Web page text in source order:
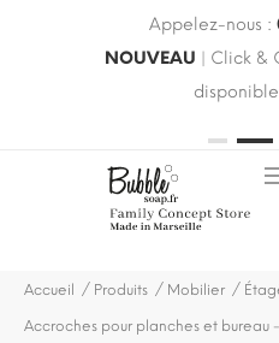
Appelez-nous :
NOUVEAU | Click &
disponible
Accueil Produits Mobilier
Accroches pour planches et bureau